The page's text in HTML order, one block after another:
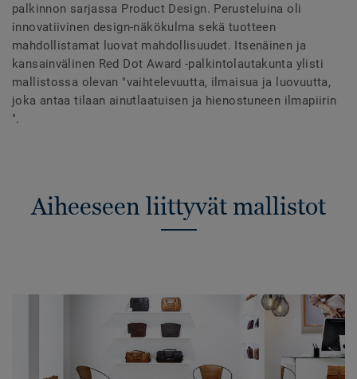
palkinnon sarjassa Product Design. Perusteluina oli
innovatiivinen design-näkökulma sekä tuotteen
mahdollistamat luovat mahdollisuudet. Itsenäinen ja
kansainvälinen Red Dot Award -palkintolautakunta ylisti
mallistossa olevan "vaihtelevuutta, ilmaisua ja luovuutta,
joka antaa tilaan ainutlaatuisen ja hienostuneen ilmapiirin
".
Aiheeseen liittyvät mallistot